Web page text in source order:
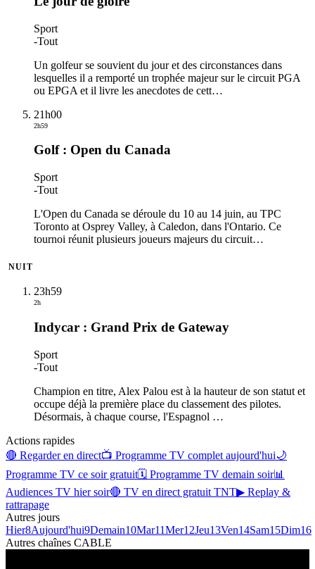
Sport
-Tout
Un golfeur se souvient du jour et des circonstances dans
lesquelles il a remporté un trophée majeur sur le circuit PGA
ou EPGA et il livre les anecdotes de cett…
21h00
2h59
Golf : Open du Canada
Sport
-Tout
L'Open du Canada se déroule du 10 au 14 juin, au TPC
Toronto at Osprey Valley, à Caledon, dans l'Ontario. Ce
tournoi réunit plusieurs joueurs majeurs du circuit…
NUIT
23h59
2h
Indycar : Grand Prix de Gateway
Sport
-Tout
Champion en titre, Alex Palou est à la hauteur de son statut et
occupe déjà la première place du classement des pilotes.
Désormais, à chaque course, l'Espagnol …
Actions rapides
🔴 Regarder en direct📺 Programme TV complet aujourd'hui🌙
Programme TV ce soir gratuit🗓 Programme TV demain soir📊
Audiences TV hier soir🔴 TV en direct gratuit TNT▶ Replay &
rattrapage
Autres jours
Hier8Aujourd'hui9Demain10Mar11Mer12Jeu13Ven14Sam15Dim16
Autres chaînes CABLE